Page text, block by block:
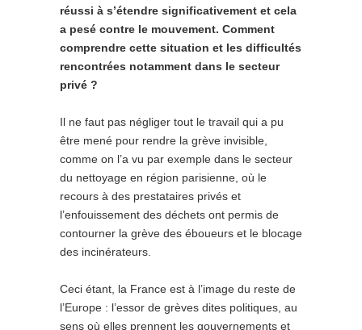
réussi à s’étendre significativement et cela
a pesé contre le mouvement. Comment
comprendre cette situation et les difficultés
rencontrées notamment dans le secteur
privé ?
Il ne faut pas négliger tout le travail qui a pu
être mené pour rendre la grève invisible,
comme on l’a vu par exemple dans le secteur
du nettoyage en région parisienne, où le
recours à des prestataires privés et
l’enfouissement des déchets ont permis de
contourner la grève des éboueurs et le blocage
des incinérateurs.
Ceci étant, la France est à l’image du reste de
l’Europe : l’essor de grèves dites politiques, au
sens où elles prennent les gouvernements et